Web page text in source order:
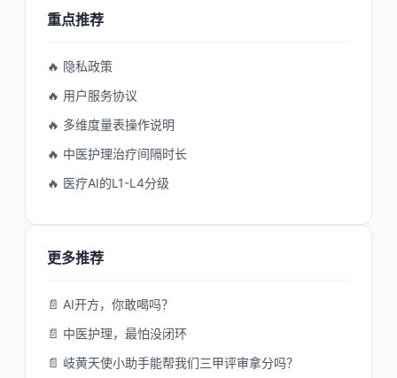
重点推荐
🔥 隐私政策
🔥 用户服务协议
🔥 多维度量表操作说明
🔥 中医护理治疗间隔时长
🔥 医疗AI的L1-L4分级
更多推荐
📄 AI开方，你敢喝吗？
📄 中医护理，最怕没闭环
📄 岐黄天使小助手能帮我们三甲评审拿分吗？